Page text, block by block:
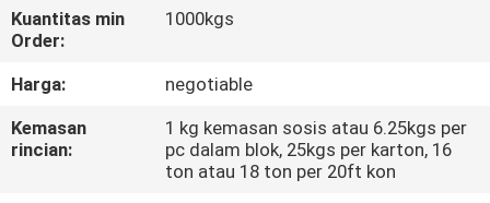
KONTROL
KUALITAS
HUBUNGI
Kuantitas min
Order:
1000kgs
Harga:
negotiable
Kemasan
rincian:
1 kg kemasan sosis atau 6.25kgs per
pc dalam blok, 25kgs per karton, 16
ton atau 18 ton per 20ft kon